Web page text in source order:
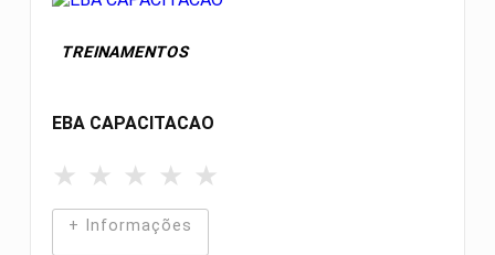
TREINAMENTOS
EBA CAPACITACAO
★ ★ ★ ★ ★
+ Informações